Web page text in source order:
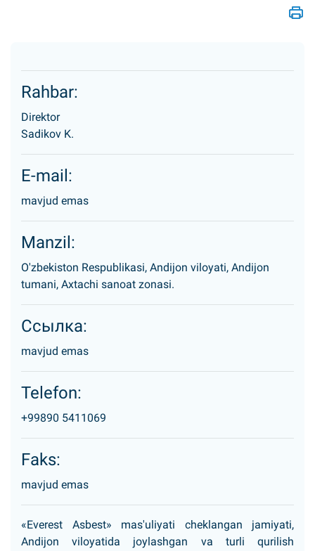
Rahbar:
Direktor
Sadikov K.
E-mail:
mavjud emas
Manzil:
O'zbekiston Respublikasi, Andijon viloyati, Andijon
tumani, Axtachi sanoat zonasi.
Ссылка:
mavjud emas
Telefon:
+99890 5411069
Faks:
mavjud emas
«Everest Asbest» mas'uliyati cheklangan jamiyati,
Andijon viloyatida joylashgan va turli qurilish